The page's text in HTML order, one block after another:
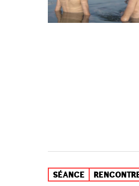
SÉANCE